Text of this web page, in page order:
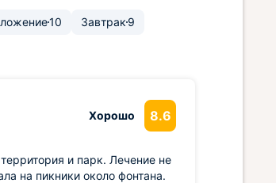
10 Завтрак 9
Хорошо 8.6
и парк. Лечение не
на пикники около фонтана.